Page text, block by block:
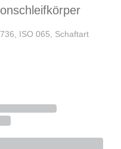
ISO 065, Schaftart